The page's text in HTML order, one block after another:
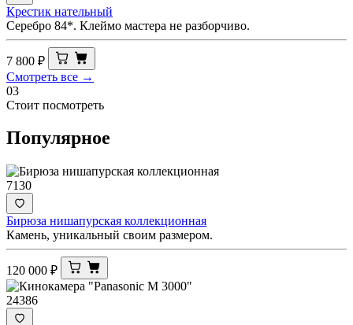
Крестик нательный
Серебро 84*. Клеймо мастера не разборчиво.
7 800 ₽
Смотреть все →
03
Стоит посмотреть
Популярное
7130
Бирюза нишапурская коллекционная
Камень, уникальный своим размером.
120 000 ₽
24386